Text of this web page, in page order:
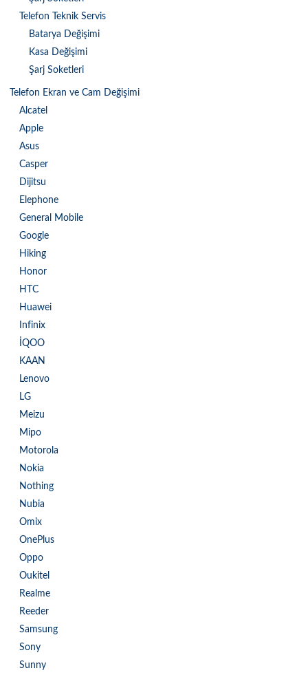
Telefon Teknik Servis
Batarya Değişimi
Kasa Değişimi
Şarj Soketleri
Telefon Ekran ve Cam Değişimi
Alcatel
Apple
Asus
Casper
Dijitsu
Elephone
General Mobile
Google
Hiking
Honor
HTC
Huawei
Infinix
İQOO
KAAN
Lenovo
LG
Meizu
Mipo
Motorola
Nokia
Nothing
Nubia
Omix
OnePlus
Oppo
Oukitel
Realme
Reeder
Samsung
Sony
Sunny